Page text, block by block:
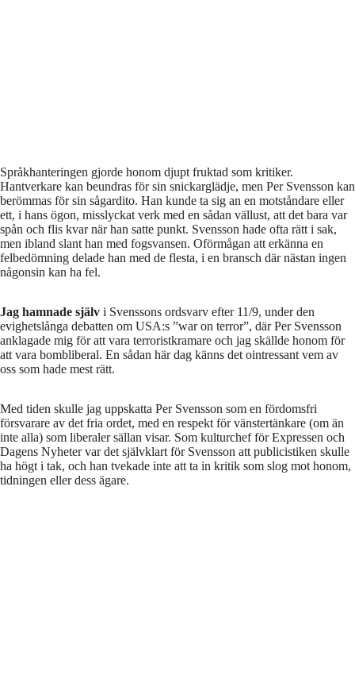
Språkhanteringen gjorde honom djupt fruktad som kritiker.
Hantverkare kan beundras för sin snickarglädje, men Per Svensson kan
berömmas för sin sågardito. Han kunde ta sig an en motståndare eller
ett, i hans ögon, misslyckat verk med en sådan vällust, att det bara var
spån och flis kvar när han satte punkt. Svensson hade ofta rätt i sak,
men ibland slant han med fogsvansen. Oförmågan att erkänna en
felbedömning delade han med de flesta, i en bransch där nästan ingen
någonsin kan ha fel.
Jag hamnade själv i Svenssons ordsvarv efter 11/9, under den
evighetslånga debatten om USA:s ”war on terror”, där Per Svensson
anklagade mig för att vara terroristkramare och jag skällde honom för
att vara bombliberal. En sådan här dag känns det ointressant vem av
oss som hade mest rätt.
Med tiden skulle jag uppskatta Per Svensson som en fördomsfri
försvarare av det fria ordet, med en respekt för vänstertänkare (om än
inte alla) som liberaler sällan visar. Som kulturchef för Expressen och
Dagens Nyheter var det självklart för Svensson att publicistiken skulle
ha högt i tak, och han tvekade inte att ta in kritik som slog mot honom,
tidningen eller dess ägare.